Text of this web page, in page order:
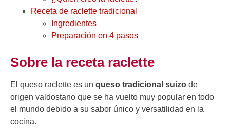
Receta de raclette tradicional
Ingredientes
Preparación en 4 pasos
Sobre la receta raclette
El queso raclette es un queso tradicional suizo de
origen valdostano que se ha vuelto muy popular en todo
el mundo debido a su sabor único y versatilidad en la
cocina.